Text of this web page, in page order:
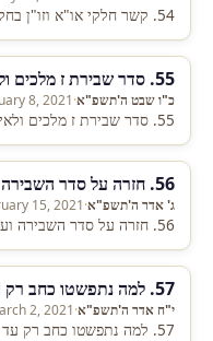
54. קשר חלקי או"א וזו"ן בחלק מגולה וחלק נסתר
55. סדר שבירת ז מלכים ולאיפה נפלו
כ"ו שבט ה'תשפ"א·
8, 2021
55. סדר שבירת ז מלכים ולאיפה נפלו
56. חזרה על סדר השבירה ועליית היסוד והמלכות עד לדעת
ג' אדר ה'תשפ"א·
15, 2021
56. חזרה על סדר השבירה ועליית היסוד והמלכות עד לדעת
57. למה נתפשטו כחב רק עד חגת וביאור 3 ענייני תהו ותיקון
י"ח אדר ה'תשפ"א·
2, 2021